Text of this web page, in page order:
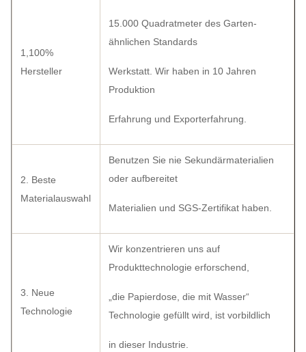
1,100%
Hersteller
15.000 Quadratmeter des Garten-
ähnlichen Standards
Werkstatt. Wir haben in 10 Jahren
Produktion
Erfahrung und Exporterfahrung.
2. Beste
Materialauswahl
Benutzen Sie nie Sekundärmaterialien
oder aufbereitet
Materialien und SGS-Zertifikat haben.
3. Neue
Technologie
Wir konzentrieren uns auf
Produkttechnologie erforschend,
„die Papierdose, die mit Wasser“
Technologie gefüllt wird, ist vorbildlich
in dieser Industrie.